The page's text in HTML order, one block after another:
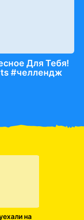
Для Тебя!
#челлендж
на